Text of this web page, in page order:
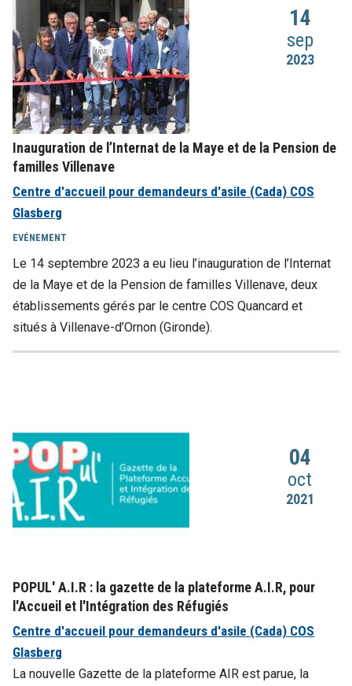
14
sep
2023
Inauguration de l’Internat de la Maye et de la Pension de
familles Villenave
Centre d'accueil pour demandeurs d'asile (Cada) COS
Glasberg
EVÉNEMENT
Le 14 septembre 2023 a eu lieu l’inauguration de l’Internat
de la Maye et de la Pension de familles Villenave, deux
établissements gérés par le centre COS Quancard et
situés à Villenave-d’Ornon (Gironde).
04
oct
2021
POPUL' A.I.R : la gazette de la plateforme A.I.R, pour
l'Accueil et l'Intégration des Réfugiés
Centre d'accueil pour demandeurs d'asile (Cada) COS
Glasberg
La nouvelle Gazette de la plateforme AIR est parue, la